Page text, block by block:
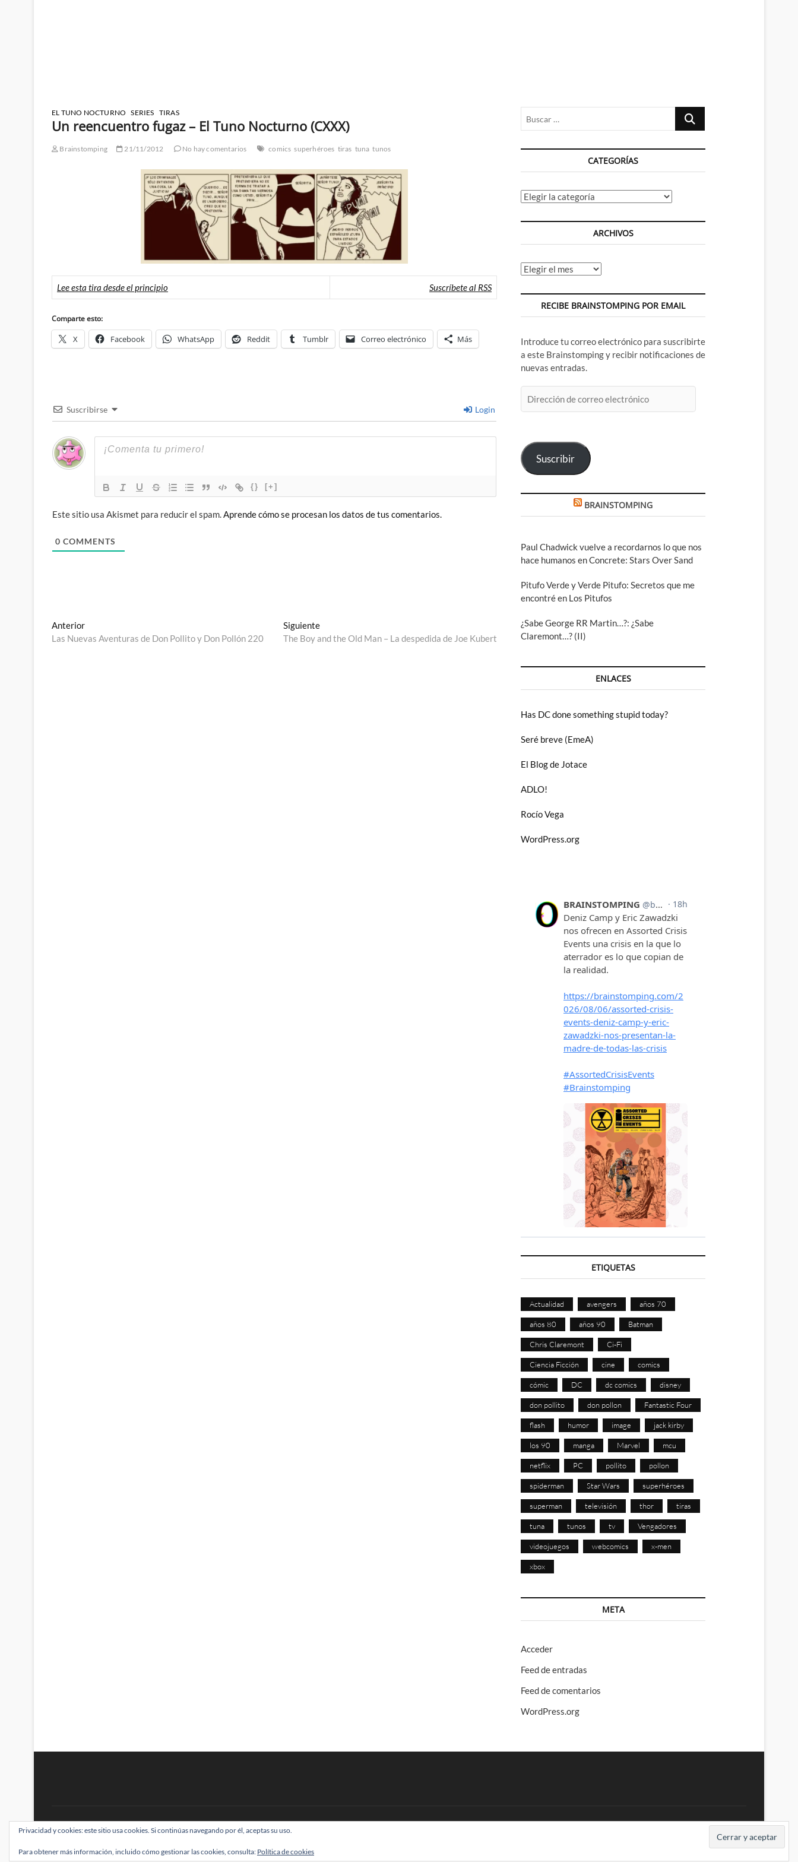
EL TUNO NOCTURNO SERIES TIRAS
Un reencuentro fugaz – El Tuno Nocturno (CXXX)
Brainstomping 21/11/2012 No hay comentarios comics superhéroes tiras tuna tunos
Lee esta tira desde el principio Suscríbete al RSS
Comparte esto:
X Facebook WhatsApp Reddit Tumblr Correo electrónico Más
Suscribirse Login
{} [+]
Este sitio usa Akismet para reducir el spam.Aprende cómo se procesan los datos de tus comentarios.
0 COMMENTS
Navegación
de
AnteriorEntrada
anterior:
Las Nuevas Aventuras de Don Pollito y Don Pollón 220
SiguienteEntrada
siguiente:
The Boy and the Old Man – La despedida de Joe Kubert
Buscar
CATEGORÍAS
Categorías
ARCHIVOS
Archivos
RECIBE BRAINSTOMPING POR EMAIL
Introduce tu correo electrónico para suscribirte
a este Brainstomping y recibir notificaciones de
nuevas entradas.
de
Suscribir
BRAINSTOMPING
Paul Chadwick vuelve a recordarnos lo que nos
hace humanos en Concrete: Stars Over Sand
Pitufo Verde y Verde Pitufo: Secretos que me
encontré en Los Pitufos
¿Sabe George RR Martin…?: ¿Sabe
Claremont…? (II)
ENLACES
Has DC done something stupid today?
Seré breve (EmeA)
El Blog de Jotace
ADLO!
Rocío Vega
WordPress.org
ETIQUETAS
Actualidad avengers años 70
años 80 años 90 Batman
Chris Claremont Ci-Fi
Ciencia Ficción cine comics
cómic DC dc comics disney
don pollito don pollon Fantastic Four
flash humor image jack kirby
los 90 manga Marvel mcu
netflix PC pollito pollon
spiderman Star Wars superhéroes
superman televisión thor tiras
tuna tunos tv Vengadores
videojuegos webcomics x-men
xbox
META
Acceder
Feed de entradas
Feed de comentarios
WordPress.org
BRAINSTOMPING| Diseñado por:Theme Freesia|WordPress| © Todos los derechos reservados
Privacidad y cookies: este sitio usa cookies. Si continúas navegando por él, aceptas su uso.
Para obtener más información, incluido cómo gestionar las cookies, consulta: Política de cookies